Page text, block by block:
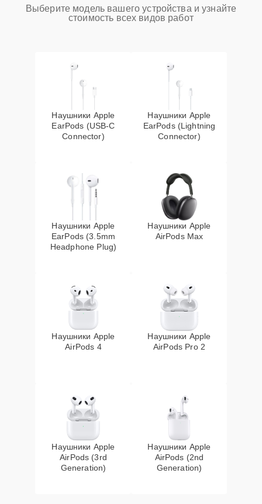
Выберите модель вашего устройства и узнайте
стоимость всех видов работ
Наушники Apple
EarPods (USB-C
Connector)
Наушники Apple
EarPods (Lightning
Connector)
Наушники Apple
EarPods (3.5mm
Headphone Plug)
Наушники Apple
AirPods Max
Наушники Apple
AirPods 4
Наушники Apple
AirPods Pro 2
Наушники Apple
AirPods (3rd
Generation)
Наушники Apple
AirPods (2nd
Generation)